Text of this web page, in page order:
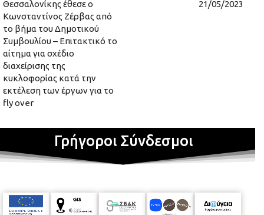
Θεσσαλονίκης έθεσε ο
Κωνσταντίνος Ζέρβας από
το βήμα του Δημοτικού
Συμβουλίου – Επιτακτικό το
αίτημα για σχέδιο
διαχείρισης της
κυκλοφορίας κατά την
εκτέλεση των έργων για το
fly over
21/05/2023
Γρήγοροι Σύνδεσμοι